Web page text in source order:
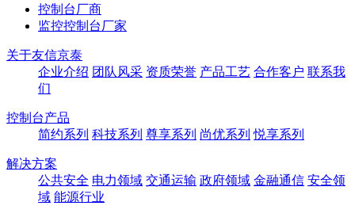
控制台厂商
监控控制台厂家
关于友信京泰
企业介绍 团队风采 资质荣誉 产品工艺 合作客户 联系我
们
控制台产品
简约系列 科技系列 尊享系列 尚优系列 悦享系列
解决方案
公共安全 电力领域 交通运输 政府领域 金融通信 安全领
域 能源行业